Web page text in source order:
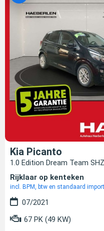
Kia Picanto
1.0 Edition Dream Team
Rijklaar op kenteken
incl. BPM, btw en standaard
07/2021
67 PK (49 KW)